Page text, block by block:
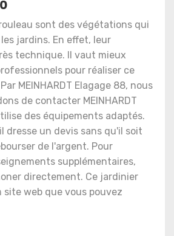
sont des végétations qui
jardins. En effet, leur
technique. Il vaut mieux
pour réaliser ce
MEINHARDT Elagage 88, nous
de contacter MEINHARDT
des équipements adaptés.
dresse un devis sans qu'il soit
de l'argent. Pour
supplémentaires,
directement. Ce jardinier
site web que vous pouvez